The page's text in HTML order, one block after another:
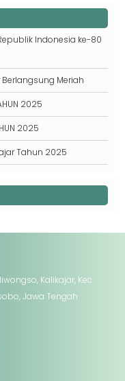
Indonesia ke-80
Berlangsung Meriah
2025
2025
Tahun 2025
Kalikajar, Kec.
Jawa Tengah